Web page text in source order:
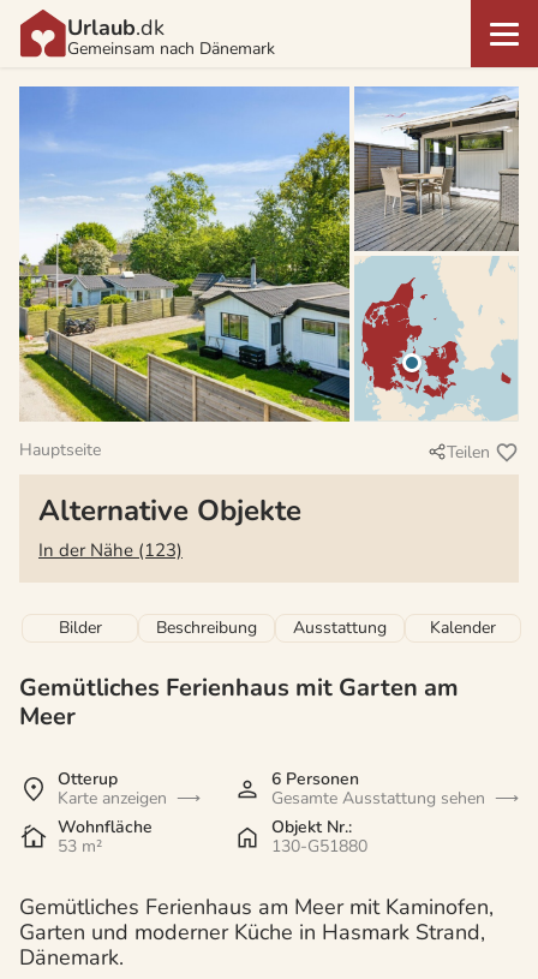
Urlaub.dk
Gemeinsam nach Dänemark
Hauptseite Teilen
Alternative Objekte
In der Nähe (123)
Bilder Beschreibung Ausstattung Kalender
Gemütliches Ferienhaus mit Garten am
Meer
Otterup
Karte anzeigen
6 Personen
Gesamte Ausstattung sehen
Wohnfläche
53 m²
Objekt Nr.:
130-G51880
Gemütliches Ferienhaus am Meer mit Kaminofen,
Garten und moderner Küche in Hasmark Strand,
Dänemark.